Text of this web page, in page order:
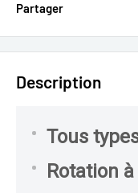
Partager
Description
Tous
Rotation à